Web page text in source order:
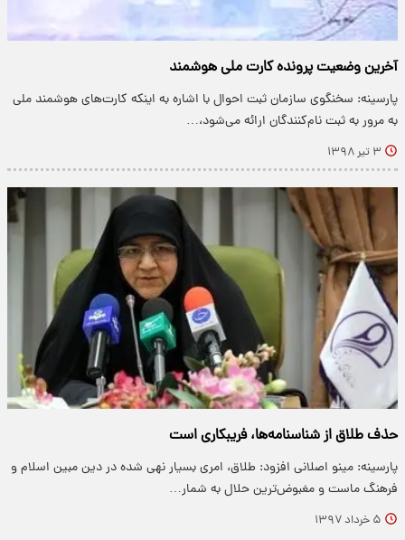
آخرین وضعیت پرونده کارت ملی هوشمند
پارسینه: سخنگوی سازمان ثبت احوال با اشاره به اینکه کارت‌های هوشمند ملی
به مرور به ثبت نام‌کنندگان ارائه می‌شود،…
۳ تیر ۱۳۹۸
حذف طلاق از شناسنامه‌ها، فریبکاری است
پارسینه: مینو اصلانی افزود: طلاق، امری بسیار نهی شده در دین مبین اسلام و
فرهنگ ماست و مغبوض‌ترین حلال به شمار…
۵ خرداد ۱۳۹۷